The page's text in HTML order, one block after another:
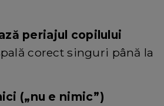
periajul copilului
corect singuri până la
(„nu e nimic”)